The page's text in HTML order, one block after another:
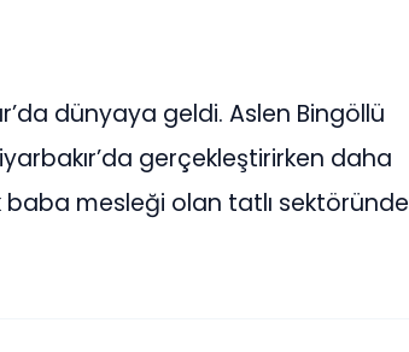
dünyaya geldi. Aslen Bingöllü
gerçekleştirirken daha
baba mesleği olan tatlı sektöründe